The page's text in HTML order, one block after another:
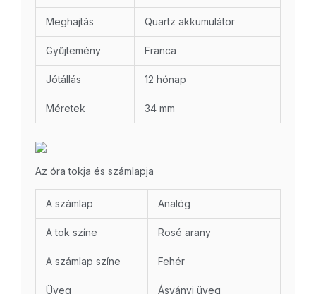
Meghajtás Quartz akkumulátor
Gyűjtemény Franca
Jótállás 12 hónap
Méretek 34 mm
Az óra tokja és számlapja
A számlap Analóg
A tok színe Rosé arany
A számlap színe Fehér
Üveg Ásványi üveg